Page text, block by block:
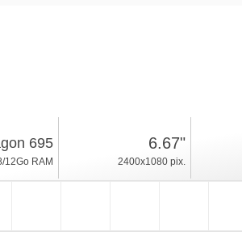
695
12Go RAM
6.67"
2400x1080 pix.